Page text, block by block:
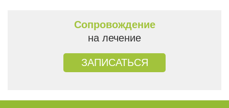
Сопровождение
на лечение
ЗАПИСАТЬСЯ